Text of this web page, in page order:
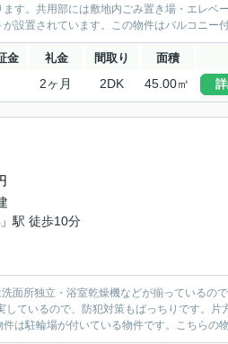
す。共用部には敷地内ごみ置き場・エレベ
設置されています。この物件はバルコニー
金 礼金 間取り 面積
2ヶ月 2DK 45.00㎡
」駅 徒歩10分
面所独立・浴室乾燥機などが揃っているの
ているので、防犯対策もばっちりです。片
は駐輪場が付いている物件です。こちらの